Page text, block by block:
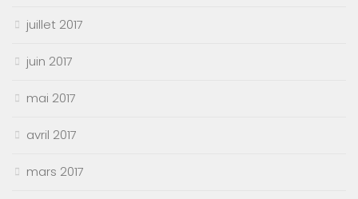
juillet 2017
juin 2017
mai 2017
avril 2017
mars 2017